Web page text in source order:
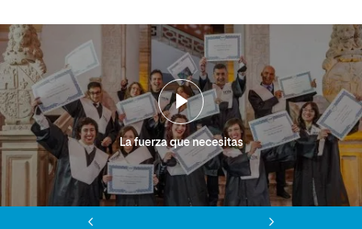
La fuerza que necesitas